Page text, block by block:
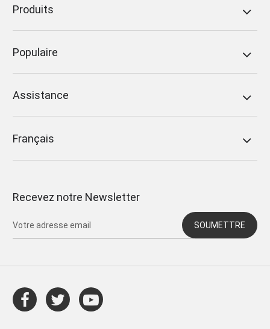
Produits
Populaire
Assistance
Français
Recevez notre Newsletter
SOUMETTRE